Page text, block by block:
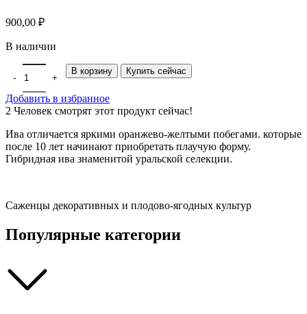
900,00 ₽
В наличии
В корзину Купить сейчас
Добавить в избранное
2 Человек смотрят этот продукт сейчас!
Ива отличается яркими оранжево-желтыми побегами. которые
после 10 лет начинают приобретать плаучую форму.
Гибридная ива знаменитой уральской селекции.
Саженцы декоративных и плодово-ягодных культур
Популярные категории